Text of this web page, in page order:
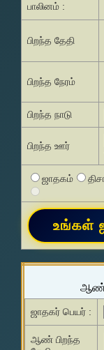
பாலினம் :
பிறந்த தேதி
பிறந்த நேரம்
பிறந்த நாடு
பிறந்த ஊர்
ஜாதகம்
ஆண்
ஜாதகர் பெயர் :
ஆண் பிறந்த